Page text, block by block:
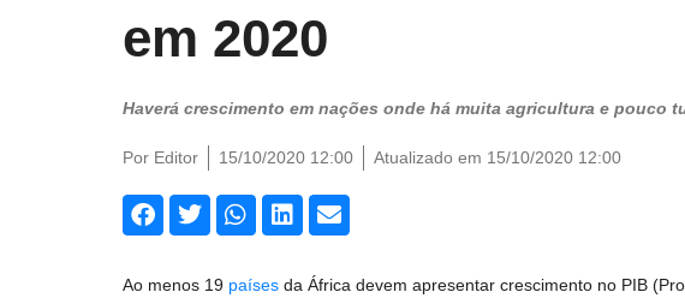
em 2020
Haverá crescimento em nações onde há muita agricultura e pouco
Por Editor 15/10/2020 12:00 Atualizado em 15/10/2020 12:00
Ao menos 19 países da África devem apresentar crescimento no PIB